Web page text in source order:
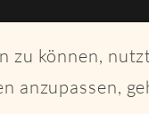
können,
anzupassen,